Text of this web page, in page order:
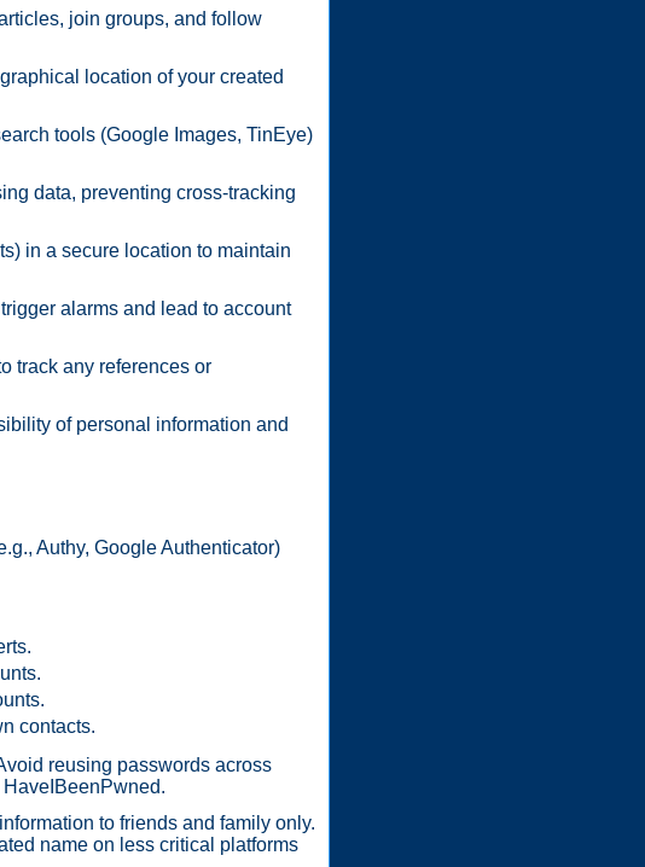
join groups, and follow
location of your created
tools (Google Images, TinEye)
data, preventing cross-tracking
in a secure location to maintain
alarms and lead to account
track any references or
of personal information and
Authy, Google Authenticator)
contacts.
reusing passwords across
to friends and family only.
name on less critical platforms